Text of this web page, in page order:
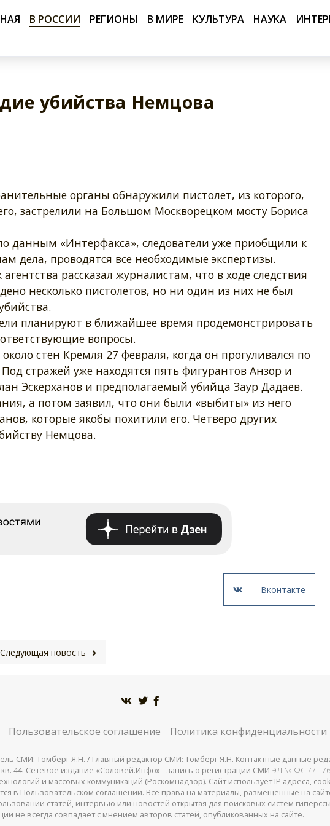
В РОССИИ РЕГИОНЫ В МИРЕ КУЛЬТУРА НАУКА
убийства Немцова
органы обнаружили пистолет, из которого,
застрелили на Большом Москворецком мосту Бориса
данным «Интерфакса», следователи уже приобщили к
дела, проводятся все необходимые экспертизы.
рассказал журналистам, что в ходе следствия
несколько пистолетов, но ни один из них не был
планируют в ближайшее время продемонстрировать
вопросы.
стен Кремля 27 февраля, когда он прогуливался по
стражей уже находятся пять фигурантов Анзор и
Эскерханов и предполагаемый убийца Заур Дадаев.
а потом заявил, что они были «выбиты» из него
которые якобы похитили его. Четверо других
Немцова.
Вконтакте
Следующая новость
Пользовательское соглашение Политика конфиденциальности
СМИ: Томберг Я.Н. / Главный редактор СМИ: Томберг Я.Н. Контактные данные
кв. 44. Сетевое издание «Соловей.Инфо» - запись о регистрации СМИ ЭЛ № ФС 77 -
и массовых коммуникаций (Роскомнадзор). Сайт использует IP адреса,
в Пользовательском соглашении. Все права на материалы, размещенные на
статей, интервью или новостей открытая для поисковых систем
не всегда совпадает с мнением авторов статей, опубликованных на сайте.